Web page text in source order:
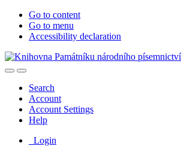
Go to content
Go to menu
Accessibility declaration
Search
Account
Account Settings
Help
Login